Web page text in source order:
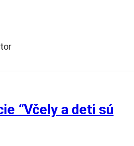
“Včely a deti sú